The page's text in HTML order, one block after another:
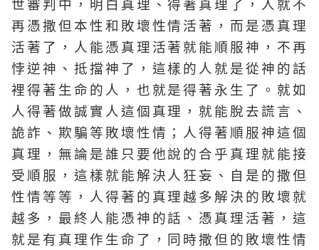
世審判中，明白真理、得著真理了，人就不
再憑撒但本性和敗壞性情活著，而是憑真理
活著了，人能憑真理活著就能順服神，不再
悖逆神、抵擋神了，這樣的人就是從神的話
裡得著生命的人，也就是得著永生了。就如
人得著做誠實人這個真理，就能脫去謊言、
詭詐、欺騙等敗壞性情；人得著順服神這個
真理，無論是誰只要他說的合乎真理就能接
受順服，這樣就能解決人狂妄、自是的撒但
性情等等，人得著的真理越多解決的敗壞就
越多，最終人能憑神的話、憑真理活著，這
就是有真理作生命了，同時撒但的敗壞性情